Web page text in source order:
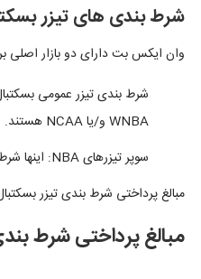
شرط بندی های تیزر
وان ایکس بت دارای دو بازار اصلی
WNBA و/یا NCAA هستند.
سوپر تیزرهای NBA: اینها شرط بندی تیزر هفت امتیازی هستند که شامل انتخاب بین دو تا شش تیم NBA هستند.
مبالغ پرداختی شرط بندی تیزر
مبالغ پرداختی شرط